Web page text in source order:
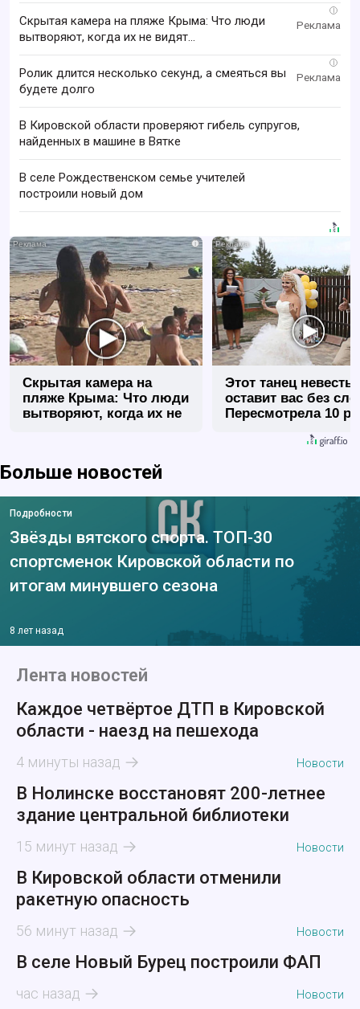
i
Скрытая камера на пляже Крыма: Что люди
вытворяют, когда их не видят...
i
Ролик длится несколько секунд, а смеяться вы
будете долго
В Кировской области проверяют гибель супругов,
найденных в машине в Вятке
В селе Рождественском семье учителей
построили новый дом
i
Скрытая камера на
пляже Крыма: Что люди
вытворяют, когда их не
Этот танец невесты
оставит вас без
Пересмотрела 10
Больше новостей
Подробности
Звёзды вятского спорта. ТОП-30
спортсменок Кировской области по
итогам минувшего сезона
8 лет назад
Лента новостей
Каждое четвёртое ДТП в Кировской
области - наезд на пешехода
4 минуты назад Новости
В Нолинске восстановят 200-летнее
здание центральной библиотеки
15 минут назад Новости
В Кировской области отменили
ракетную опасность
56 минут назад Новости
В селе Новый Бурец построили ФАП
час назад Новости